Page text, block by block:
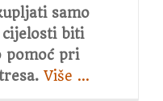
samo
cijelosti biti
pomoć pri
Više about
…